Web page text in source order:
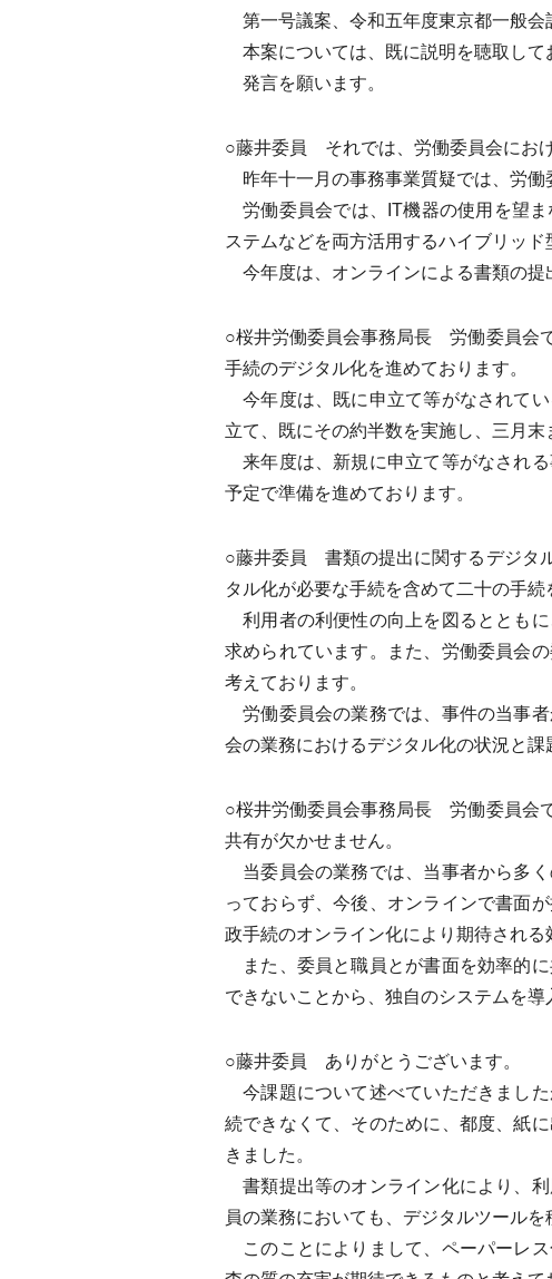
第一号議案、令和五年度東京都一般会
本案については、既に説明を聴取して
発言を願います。
○藤井委員 それでは、労働委員会にお
昨年十一月の事務事業質疑では、労働
労働委員会では、IT機器の使用を望
ステムなどを両方活用するハイブリッ
今年度は、オンラインによる書類の提
○桜井労働委員会事務局長 労働委員会
手続のデジタル化を進めております。
今年度は、既に申立て等がなされて
立て、既にその約半数を実施し、三月末
来年度は、新規に申立て等がなされ
予定で準備を進めております。
○藤井委員 書類の提出に関するデジタ
タル化が必要な手続を含めて二十の手
利用者の利便性の向上を図るととも
求められています。また、労働委員会
考えております。
労働委員会の業務では、事件の当事
会の業務におけるデジタル化の状況と課
○桜井労働委員会事務局長 労働委員会
共有が欠かせません。
当委員会の業務では、当事者から多
っておらず、今後、オンラインで書面
政手続のオンライン化により期待され
また、委員と職員とが書面を効率的
できないことから、独自のシステムを
○藤井委員 ありがとうございます。
今課題について述べていただきまし
続できなくて、そのために、都度、紙
きました。
書類提出等のオンライン化により、
員の業務においても、デジタルツール
このことによりまして、ペーパーレ